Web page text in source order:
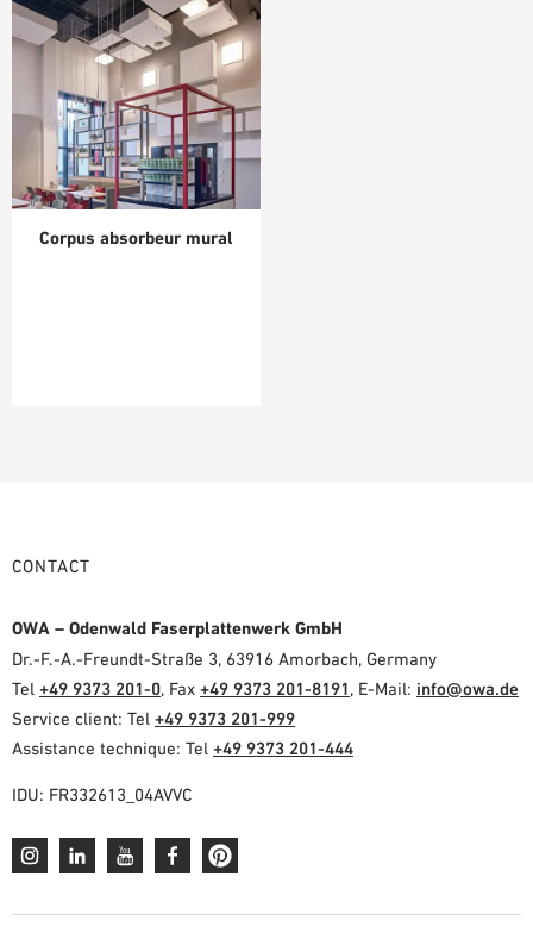
Corpus absorbeur mural
CONTACT
OWA – Odenwald Faserplattenwerk GmbH
Dr.-F.-A.-Freundt-Straße 3, 63916 Amorbach, Germany
Tel +49 9373 201-0, Fax +49 9373 201-8191, E-Mail: info@owa.de
Service client: Tel +49 9373 201-999
Assistance technique: Tel +49 9373 201-444
IDU: FR332613_04AVVC